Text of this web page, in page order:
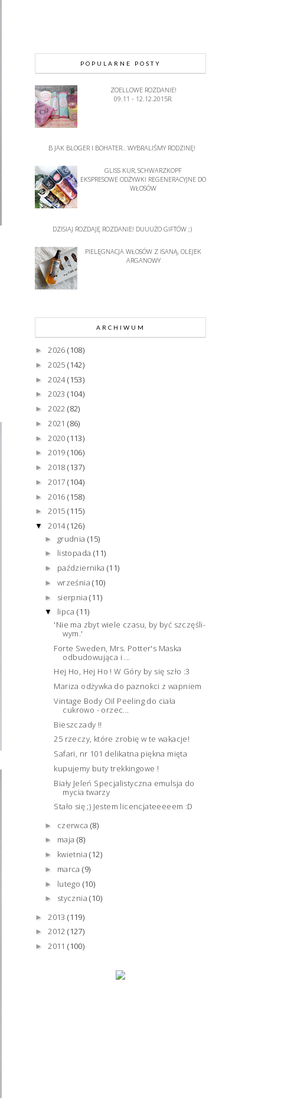
POPULARNE POSTY
ZOELLOWE ROZDANIE!
09.11 - 12.12.2015R.
B JAK BLOGER I BOHATER.. WYBRALIŚMY RODZINĘ!
GLISS KUR, SCHWARZKOPF
EKSPRESOWE ODŻYWKI REGENERACYJNE DO
WŁOSÓW
DZISIAJ ROZDAJĘ ROZDANIE! DUUUŻO GIFTÓW ;)
PIELĘGNACJA WŁOSÓW Z ISANĄ, OLEJEK
ARGANOWY
ARCHIWUM
►2026(108)
► 2025(142)
► 2024(153)
►2023(104)
►2022(82)
► 2021(86)
► 2020(113)
►2019(106)
►2018(137)
► 2017(104)
► 2016(158)
►2015(115)
▼2014(126)
► grudnia (15)
► listopada (11)
► października (11)
► września(10)
► sierpnia(11)
▼ lipca(11)
'Nie ma zbyt wiele cza­su, by być szczęśli­
wym.'
Forte Sweden, Mrs. Potter's Maska
odbudowująca i ...
Hej Ho, Hej Ho ! W Góry by się szło :3
Mariza odżywka do paznokci z wapniem
Vintage Body Oil Peeling do ciała
cukrowo - orzec...
Bieszczady !!
25 rzeczy, które zrobię w te wakacje!
Safari, nr 101 delikatna piękna mięta
kupujemy buty trekkingowe !
Biały Jeleń Specjalistyczna emulsja do
mycia twarzy
Stało się ;) Jestem licencjateeeeem :D
► czerwca (8)
► maja (8)
► kwietnia(12)
► marca(9)
► lutego (10)
► stycznia(10)
► 2013(119)
►2012(127)
►2011(100)